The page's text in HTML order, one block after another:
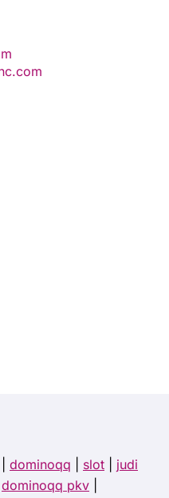
dominoqq slot
judi
dominoqq pkv